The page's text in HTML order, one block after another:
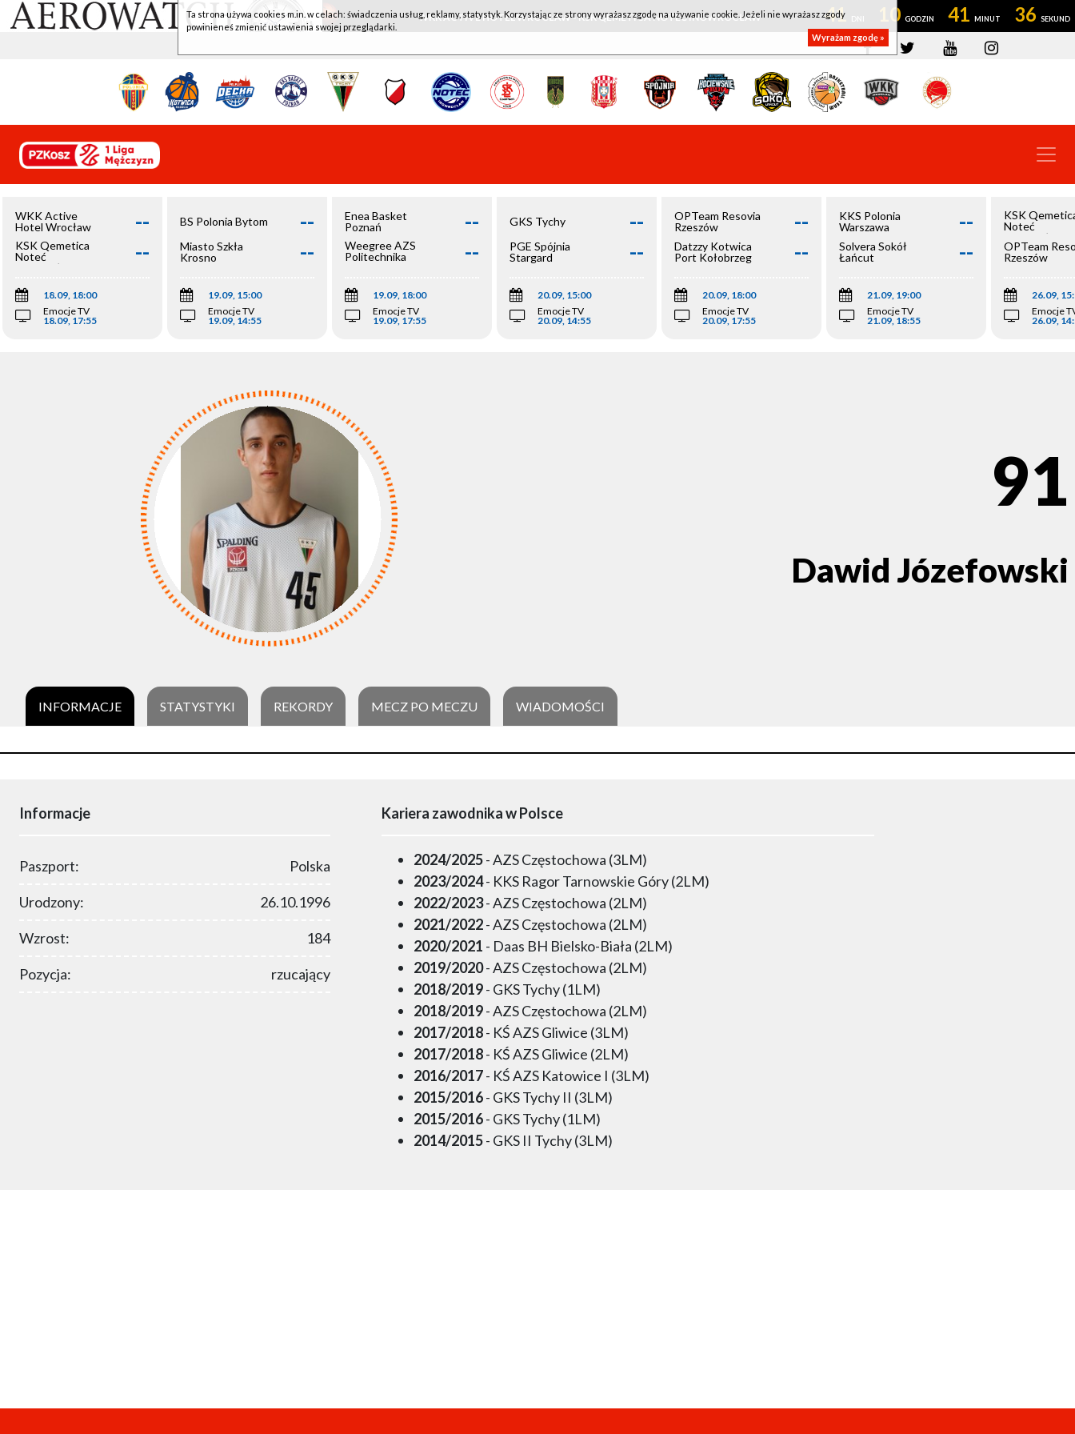
WKK ACTIVE HOTEL WROCŁAW - KSK QEMETICA NOTEĆ INOWROCŁAW 41 10 41 36
WKK Active
Hotel Wrocław
--
KSK Qemetica
Noteć
Inowrocław
--
18.09, 18:00
Emocje TV
18.09, 17:55
BS Polonia Bytom --
Miasto Szkła
Krosno
--
19.09, 15:00
Emocje TV
19.09, 14:55
Enea Basket
Poznań
--
Weegree AZS
Politechnika
--
19.09, 18:00
Emocje TV
19.09, 17:55
GKS Tychy --
PGE Spójnia
Stargard
--
20.09, 15:00
Emocje TV
20.09, 14:55
OPTeam Resovia
Rzeszów
--
Datzzy Kotwica
Port Kołobrzeg
--
20.09, 18:00
Emocje TV
20.09, 17:55
KKS Polonia
Warszawa
--
Solvera Sokół
Łańcut
--
21.09, 19:00
Emocje TV
21.09, 18:55
KSK
Noteć
Inowrocław
OPTeam
Rzeszów
26.09,
Emocje
26.09,
91
Dawid Józefowski
INFORMACJE STATYSTYKI REKORDY MECZ PO MECZU WIADOMOŚCI
Informacje
Paszport: Polska
Urodzony: 26.10.1996
Wzrost: 184
Pozycja: rzucający
Kariera zawodnika w Polsce
2024/2025- AZS Częstochowa (3LM)
2023/2024- KKS Ragor Tarnowskie Góry (2LM)
2022/2023- AZS Częstochowa (2LM)
2021/2022- AZS Częstochowa (2LM)
2020/2021 - Daas BH Bielsko-Biała (2LM)
2019/2020- AZS Częstochowa (2LM)
2018/2019- GKS Tychy (1LM)
2018/2019- AZS Częstochowa (2LM)
2017/2018- KŚ AZS Gliwice (3LM)
2017/2018- KŚ AZS Gliwice (2LM)
2016/2017- KŚ AZS Katowice I (3LM)
2015/2016- GKS Tychy II (3LM)
2015/2016- GKS Tychy (1LM)
2014/2015- GKS II Tychy (3LM)
Ta strona używa cookies m.in. w celach: świadczenia usług, reklamy, statystyk. Korzystając ze strony wyrażasz zgodę na używanie cookie. Jeżeli nie wyrażasz zgody
powinieneś zmienić ustawienia swojej przeglądarki.
Wyrażam zgodę »